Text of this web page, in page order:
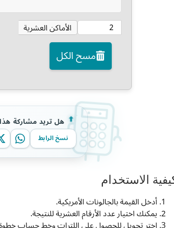
الأماكن العشرية
مسح الكل
هل تريد مشاركة
نسخ الرابط
الاستخدام
أدخل القيمة بالجالونات الأمريكية.
يمكنك اختيار عدد الأرقام العشرية للنتيجة.